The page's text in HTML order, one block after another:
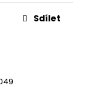
Sdílet